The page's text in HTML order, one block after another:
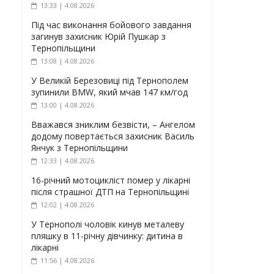
13:33 | 4.08.2026
Під час виконання бойового завдання
загинув захисник Юрій Пушкар з
Тернопільщини
13:08 | 4.08.2026
У Великій Березовиці під Тернополем
зупинили BMW, який мчав 147 км/год
13:00 | 4.08.2026
Вважався зниклим безвісти, – Ангелом
додому повертається захисник Василь
Янчук з Тернопільщини
12:33 | 4.08.2026
16-річний мотоцикліст помер у лікарні
після страшної ДТП на Тернопільщині
12:02 | 4.08.2026
У Тернополі чоловік кинув металеву
пляшку в 11-річну дівчинку: дитина в
лікарні
11:56 | 4.08.2026